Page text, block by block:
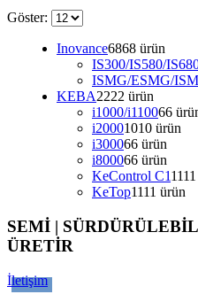
Göster:
Inovance6868 ürün
IS300/IS580/
ISMG/ESMG/
KEBA2222 ürün
i1000/i110066
i20001010 ürün
i300066 ürün
i800066 ürün
KeControl C111
KeTop1111 ürün
SEMİ |
ÜRETİR
İletişim